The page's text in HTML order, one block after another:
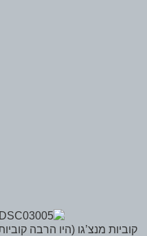
קוביות מנצ’גו (היו הרבה